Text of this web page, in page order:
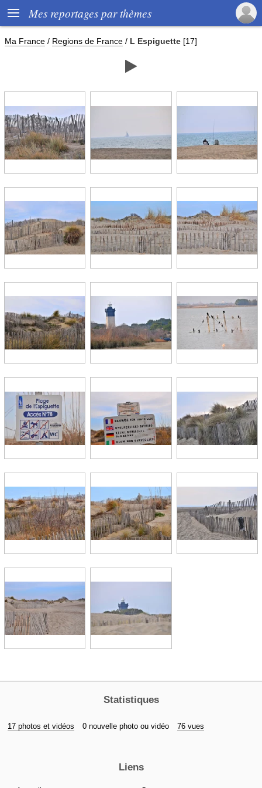
 Mes reportages par thèmes
Ma France / Regions de France / L Espiguette [17]

Statistiques
17 photos et vidéos 0 nouvelle photo ou vidéo 76 vues
Liens